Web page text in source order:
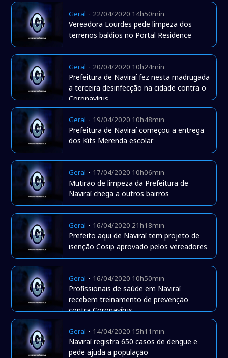
Geral - 22/04/2020 14h50min
Vereadora Lourdes pede limpeza dos
terrenos baldios no Portal Residence
Geral - 20/04/2020 10h24min
Prefeitura de Naviraí fez nesta madrugada
a terceira desinfecção na cidade contra o
Coronavírus
Geral - 19/04/2020 10h48min
Prefeitura de Naviraí começou a entrega
dos Kits Merenda escolar
Geral - 17/04/2020 10h06min
Mutirão de limpeza da Prefeitura de
Naviraí chega a outros bairros
Geral - 16/04/2020 21h18min
Prefeito aqui de Naviraí tem projeto de
isenção Cosip aprovado pelos vereadores
Geral - 16/04/2020 10h50min
Profissionais de saúde em Naviraí
recebem treinamento de prevenção
contra Coronavírus.
Geral - 14/04/2020 15h11min
Naviraí registra 650 casos de dengue e
pede ajuda a população